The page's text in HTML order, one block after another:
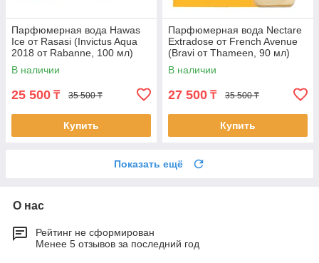
Парфюмерная вода Hawas
Ice от Rasasi (Invictus Aqua
2018 от Rabanne, 100 мл)
В наличии
25 500 ₸ 35 500 ₸
Купить
Парфюмерная вода Nectare
Extradose от French Avenue
(Bravi от Thameen, 90 мл)
В наличии
27 500 ₸ 35 500 ₸
Купить
Показать ещё
О нас
Рейтинг не сформирован
Менее 5 отзывов за последний год